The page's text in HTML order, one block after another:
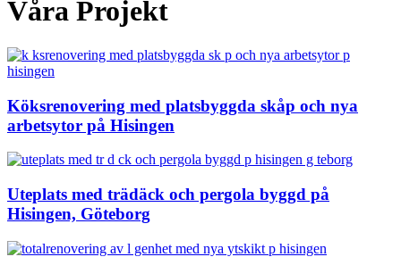
Våra Projekt
Köksrenovering med platsbyggda skåp och nya
arbetsytor på Hisingen
Uteplats med trädäck och pergola byggd på
Hisingen, Göteborg